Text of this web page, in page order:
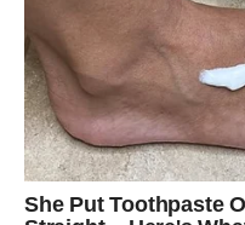
BUDUĆNOST
Zvijezde pokazuju da
važnu odluku.
U početku možda
vas, ali vrlo brzo ćete